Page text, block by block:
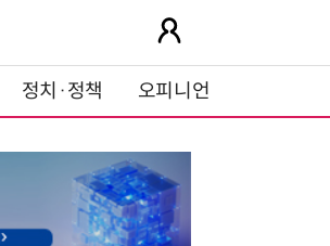
정치·정책 오피니언